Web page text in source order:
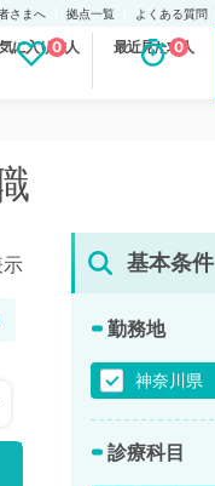
さまへ 拠点一覧 よくある質問
に入り求人
0 最近見た求人
0
基本条件
勤務地
神奈川県
診療科目